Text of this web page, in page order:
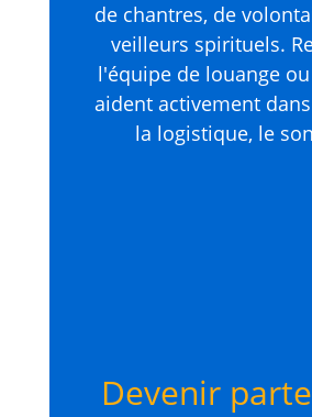
de chantres, de
veilleurs spirituels.
l'équipe de louange
aident activement
la logistique, le
Devenir